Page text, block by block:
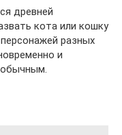
древней
кота или кошку
разных
и